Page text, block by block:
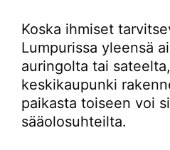
Koska ihmiset
Lumpurissa yleensä
auringolta tai
keskikaupunki
paikasta toiseen voi
sääolosuhteilta.